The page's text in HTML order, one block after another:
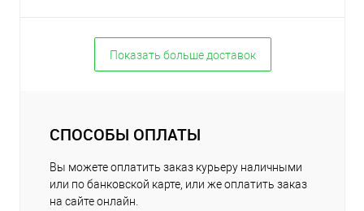
Показать больше доставок
СПОСОБЫ ОПЛАТЫ
Вы можете оплатить заказ курьеру наличными
или по банковской карте, или же оплатить заказ
на сайте онлайн.